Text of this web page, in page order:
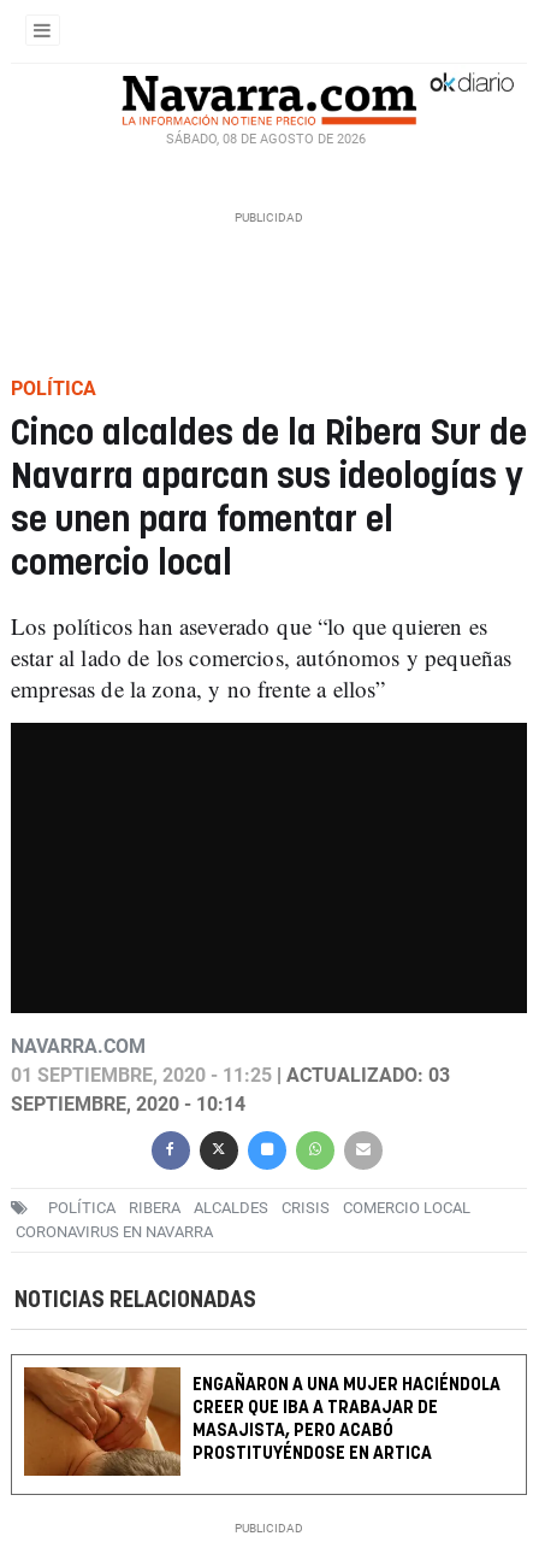
SÁBADO, 08 DE AGOSTO DE 2026
POLÍTICA
Cinco alcaldes de la Ribera Sur de
Navarra aparcan sus ideologías y
se unen para fomentar el
comercio local
Los políticos han aseverado que “lo que quieren es
estar al lado de los comercios, autónomos y pequeñas
empresas de la zona, y no frente a ellos”
NAVARRA.COM
01 SEPTIEMBRE, 2020 - 11:25 | ACTUALIZADO: 03
SEPTIEMBRE, 2020 - 10:14
POLÍTICA RIBERA ALCALDES CRISIS
COMERCIO LOCAL
CORONAVIRUS EN NAVARRA
NOTICIAS RELACIONADAS
ENGAÑARON A UNA MUJER HACIÉNDOLA
CREER QUE IBA A TRABAJAR DE
MASAJISTA, PERO ACABÓ
PROSTITUYÉNDOSE EN ARTICA